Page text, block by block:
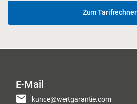
Zum Tarifrechner
E-Mail
kunde@wertgarantie.com